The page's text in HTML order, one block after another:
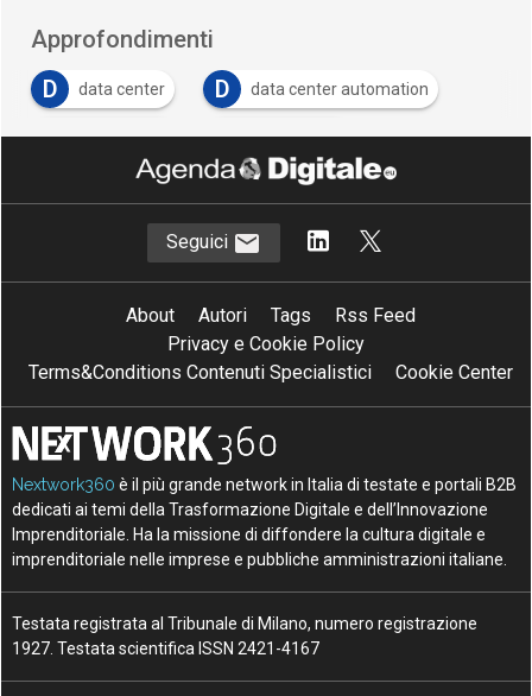
Approfondimenti
D
data center D data center automation
M Micro Focus P provisioning
Seguici
About Autori Tags
Rss Feed
Privacy e Cookie Policy
Terms&Conditions Contenuti Specialistici
Cookie Center
Nextwork360 è il più grande network in Italia di testate e portali B2B
dedicati ai temi della Trasformazione Digitale e dell’Innovazione
Imprenditoriale. Ha la missione di diffondere la cultura digitale e
imprenditoriale nelle imprese e pubbliche amministrazioni italiane.
Testata registrata al Tribunale di Milano, numero registrazione
1927. Testata scientifica ISSN 2421-4167